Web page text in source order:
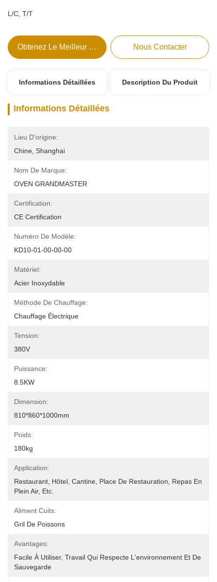
L/C, T/T
Obtenez Le Meilleur Prix Nous Contacter
Informations Détaillées Description Du Produit
Informations Détaillées
Lieu D'origine:
Chine, Shanghai
Nom De Marque:
OVEN GRANDMASTER
Certification:
CE Certification
Numéro De Modèle:
KD10-01-00-00-00
Matériel:
Acier Inoxydable
Méthode De Chauffage:
Chauffage Électrique
Tension:
380V
Puissance:
8.5KW
Dimension:
810*860*1000mm
Poids:
180kg
Application:
Restaurant, Hôtel, Cantine, Place De Restauration, Repas En
Plein Air, Etc.
Aliment Cuits:
Gril De Poissons
Avantages:
Facile À Utiliser, Travail Qui Respecte L'environnement Et De
Sauvegarde